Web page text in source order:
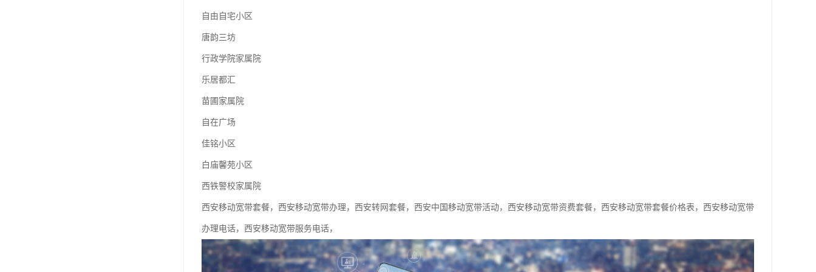
自由自宅小区
唐韵三坊
行政学院家属院
乐居都汇
苗圃家属院
自在广场
佳铭小区
白庙馨苑小区
西铁警校家属院
西安移动宽带套餐，西安移动宽带办理，西安转网套餐，西安中国移动宽带活动，西安移动宽带资费套餐，西安移动宽带套餐价格表，西安移动宽带
办理电话，西安移动宽带服务电话，